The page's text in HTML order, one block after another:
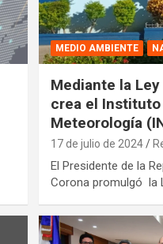
MEDIO AMBIENTE
Mediante la
crea el
Meteorología
17 de julio de 2024
El Presidente de la
Corona promulgó la